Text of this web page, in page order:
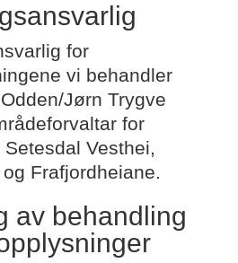
for
vi behandler
Jørn Trygve
for
Vesthei,
Frafjordheiane.
av behandling